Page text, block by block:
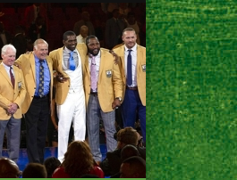
Latest